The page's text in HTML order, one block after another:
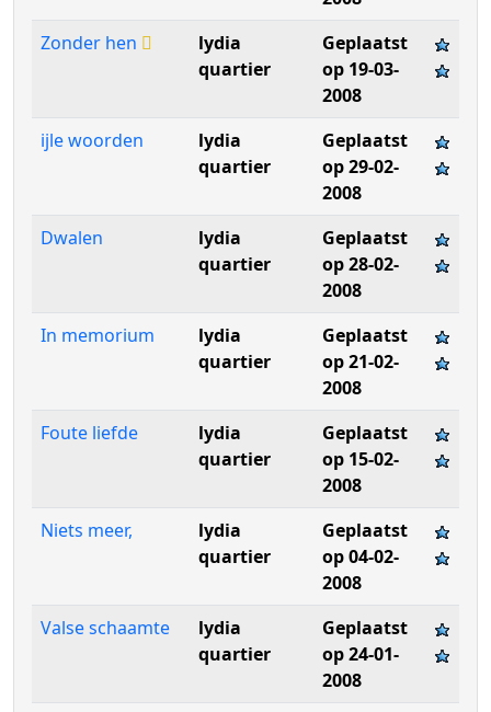
Zonder hen
lydia
quartier
Geplaatst
op 19-03-
2008
ijle woorden
lydia
quartier
Geplaatst
op 29-02-
2008
Dwalen
lydia
quartier
Geplaatst
op 28-02-
2008
In memorium
lydia
quartier
Geplaatst
op 21-02-
2008
Foute liefde
lydia
quartier
Geplaatst
op 15-02-
2008
Niets meer,
lydia
quartier
Geplaatst
op 04-02-
2008
Valse schaamte
lydia
quartier
Geplaatst
op 24-01-
2008